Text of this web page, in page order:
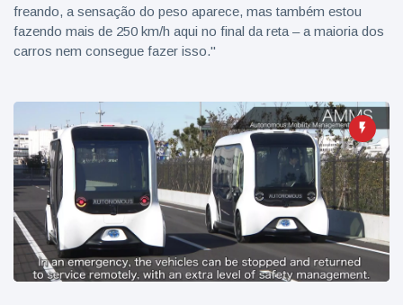
freando, a sensação do peso aparece, mas também estou
fazendo mais de 250 km/h aqui no final da reta – a maioria dos
carros nem consegue fazer isso."